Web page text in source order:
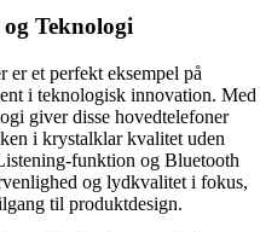
Teknologi
et perfekt eksempel på
i teknologisk innovation. Med
giver disse hovedtelefoner
i krystalklar kvalitet uden
funktion og Bluetooth
og lydkvalitet i fokus,
til produktdesign.